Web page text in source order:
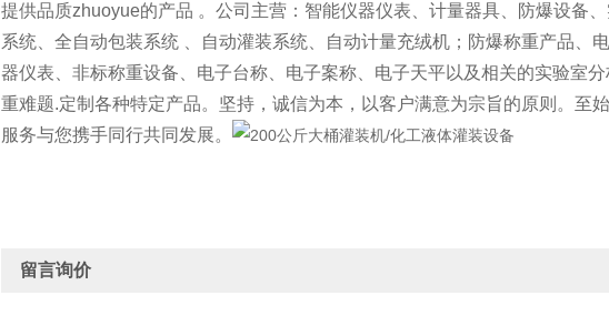
提供品质zhuoyue的产品 。公司主营：智能仪器仪表、计量器具、防爆设备
系统、全自动包装系统 、自动灌装系统、自动计量充绒机；防爆称重产品、
器仪表、非标称重设备、电子台称、电子案称、电子天平以及相关的实验室
重难题.定制各种特定产品。坚持，诚信为本，以客户满意为宗旨的原则。至
服务与您携手同行共同发展。
留言询价